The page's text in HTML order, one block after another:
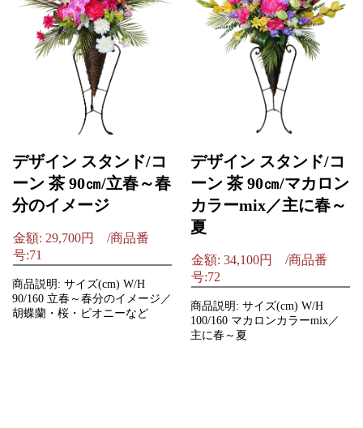
デザイン スタンド/コ
ーン 茶 90㎝/立春～春
分のイメージ
金額: 29,700円 /商品番
号:71
商品説明: サイズ(cm) W/H
90/160 立春～春分のイメージ／
胡蝶蘭・桜・ピオニーなど
デザイン スタンド/コ
ーン 茶 90㎝/マカロン
カラーmix／主に春～
夏
金額: 34,100円 /商品番
号:72
商品説明: サイズ(cm) W/H
100/160 マカロンカラーmix／
主に春～夏